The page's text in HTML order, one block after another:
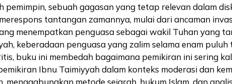
pemimpin, sebuah gagasan yang tetap relevan dalam
tantangan zamannya, mulai dari ancaman
menempatkan penguasa sebagai wakil Tuhan yang
keberadaan penguasa yang zalim selama enam
buku ini membedah bagaimana pemikiran ini sering
Ibnu Taimiyyah dalam konteks moderasi dan
metode sejarah, hukum Islam, dan